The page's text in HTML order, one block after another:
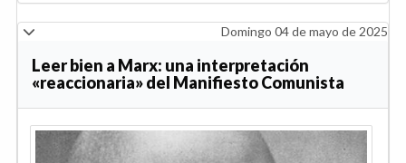
Domingo 04 de mayo de 2025
Leer bien a Marx: una interpretación
«reaccionaria» del Manifiesto Comunista